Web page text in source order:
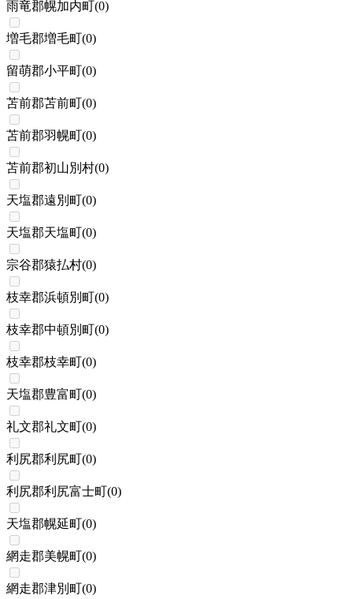
雨竜郡幌加内町(0)
増毛郡増毛町(0)
留萌郡小平町(0)
苫前郡苫前町(0)
苫前郡羽幌町(0)
苫前郡初山別村(0)
天塩郡遠別町(0)
天塩郡天塩町(0)
宗谷郡猿払村(0)
枝幸郡浜頓別町(0)
枝幸郡中頓別町(0)
枝幸郡枝幸町(0)
天塩郡豊富町(0)
礼文郡礼文町(0)
利尻郡利尻町(0)
利尻郡利尻富士町(0)
天塩郡幌延町(0)
網走郡美幌町(0)
網走郡津別町(0)